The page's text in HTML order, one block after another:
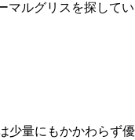
ルグリスを探して
少量にもかかわらず